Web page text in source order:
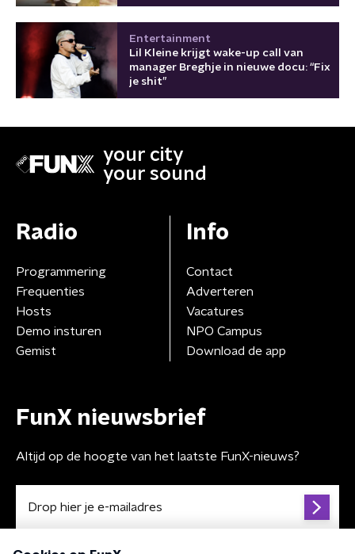
Entertainment
Lil Kleine krijgt wake-up call van
manager Breghje in nieuwe docu: “Fix
je shit”
your city
your sound
Radio
Programmering
Frequenties
Hosts
Demo insturen
Gemist
Info
Contact
Adverteren
Vacatures
NPO Campus
Download de app
FunX nieuwsbrief
Altijd op de hoogte van het laatste FunX-nieuws?